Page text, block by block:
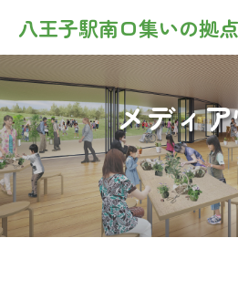
八王子駅南口集いの拠点
メディ